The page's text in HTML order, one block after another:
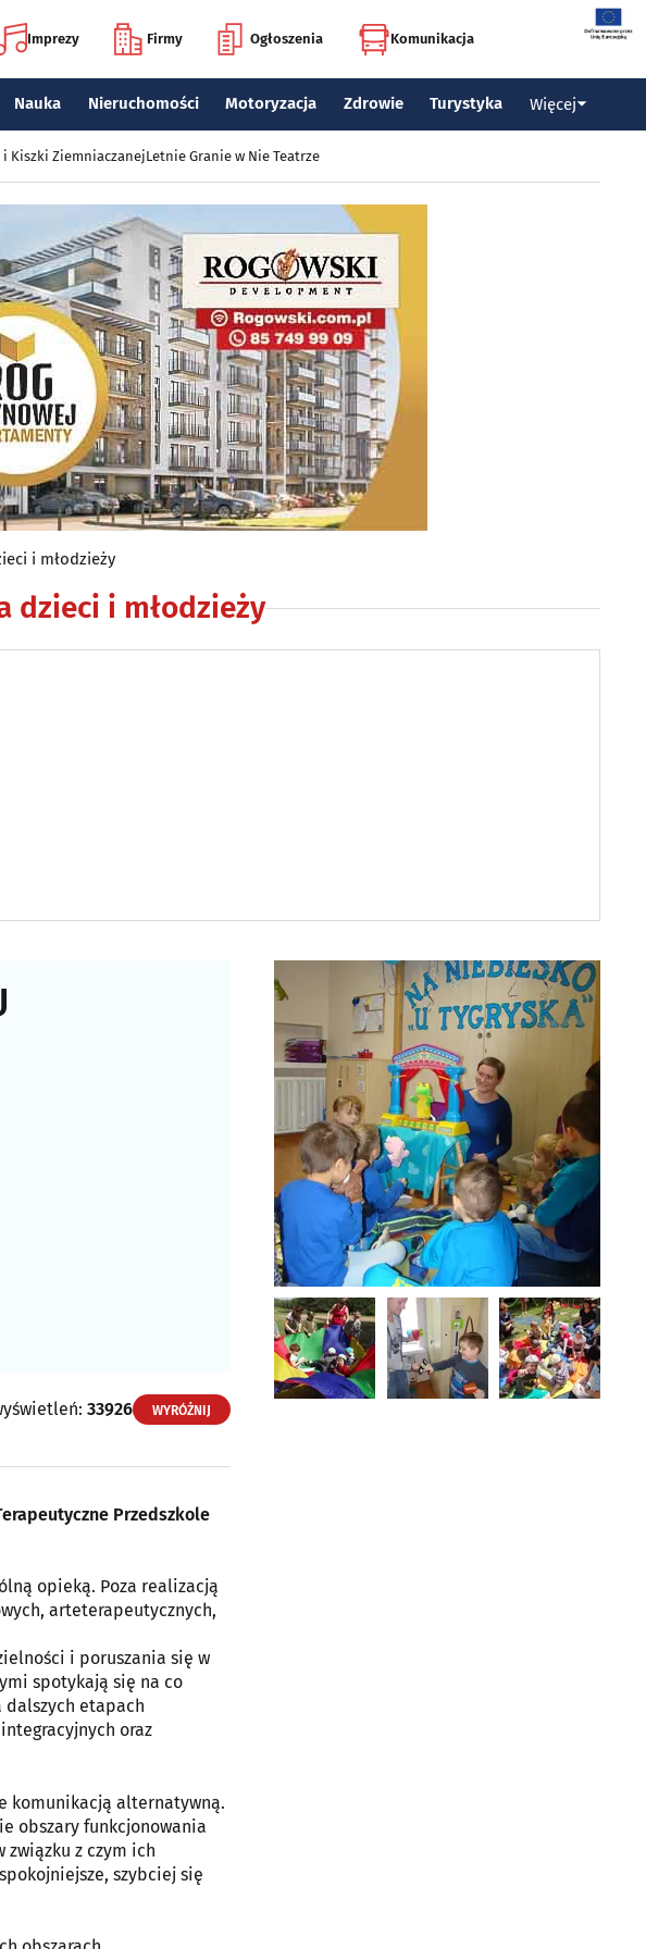
Imprezy Firmy Ogłoszenia Komunikacja
Nauka Nieruchomości Motoryzacja Zdrowie Turystyka Więcej
Kiszki ZiemniaczanejLetnie Granie w Nie Teatrze
i młodzieży
dzieci i młodzieży
33926 WYRÓŻNIJ
Przedszkole
opieką. Poza realizacją
arteterapeutycznych,
i poruszania się w
spotykają się na co
dalszych etapach
oraz
komunikacją alternatywną.
obszary funkcjonowania
z czym ich
szybciej się